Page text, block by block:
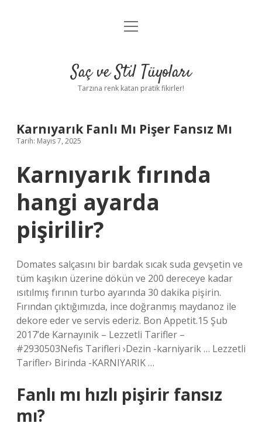
Anasayfa
Yasal Uyarı
menüyü
Saç ve Stil Tüyoları
Tarzına renk katan pratik fikirler!
Karnıyarık Fanlı Mı Pişer Fansız Mı
Tarih: Mayıs 7, 2025
Karnıyarık fırında
hangi ayarda
pişirilir?
Domates salçasını bir bardak sıcak suda gevşetin ve
tüm kaşıkın üzerine dökün ve 200 dereceye kadar
ısıtılmış fırının turbo ayarında 30 dakika pişirin.
Fırından çıktığımızda, ince doğranmış maydanoz ile
dekore eder ve servis ederiz. Bon Appetit.15 Şub
2017’de Karnayınik – Lezzetli Tarifler –
#2930503Nefis Tarifleri ›Dezin -karniyarik … Lezzetli
Tarifler› Birinda -KARNIYARIK …
Fanlı mı hızlı pişirir fansız
mı?